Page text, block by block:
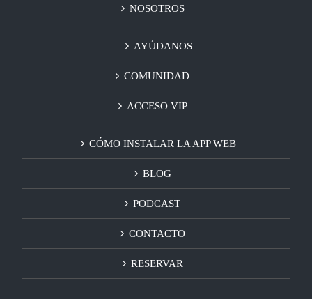
NOSOTROS
AYÚDANOS
COMUNIDAD
ACCESO VIP
CÓMO INSTALAR LA APP WEB
BLOG
PODCAST
CONTACTO
RESERVAR